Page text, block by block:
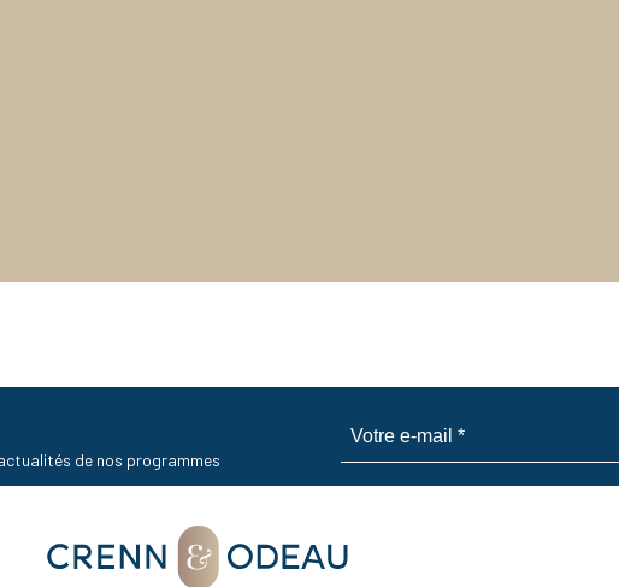
de nos programmes